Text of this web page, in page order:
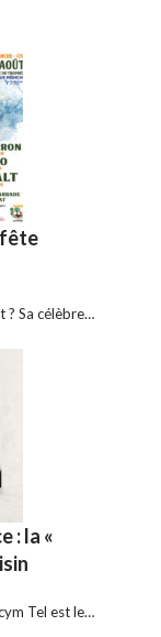
fête
? Sa célèbre…
: la «
Tel est le…